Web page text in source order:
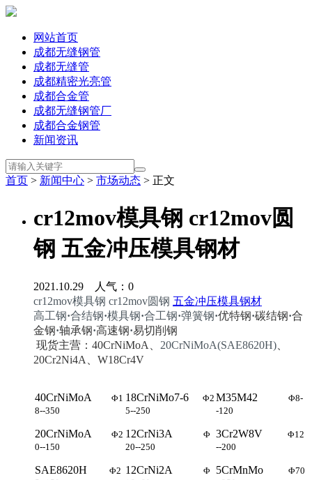
网站首页
成都无缝钢管
成都无缝管
成都精密光亮管
成都合金管
成都无缝钢管厂
成都合金钢管
新闻资讯
首页 > 新闻中心 > 市场动态 > 正文
cr12mov模具钢 cr12mov圆
钢 五金冲压模具钢材​
2021.10.29 人气： 0
cr12mov模具钢 cr12mov圆钢 五金冲压模具钢材
高工钢·合结钢·模具钢·合工钢·弹簧钢·优特钢·碳结钢·合
金钢·轴承钢·高速钢·易切削钢
现货主营：40CrNiMoA、 20CrNiMoA(SAE8620H)
20Cr2Ni4A、W18Cr4V
40CrNiMoA Φ1
8--350
20CrNiMoA Φ2
0--150
SAE8620H Φ2
18CrNiMo7-6 Φ2
5--250
12CrNi3A Φ
20--250
12CrNi2A Φ
M35M42 Φ8-
-120
3Cr2W8V Φ12
--200
5CrMnMo Φ70